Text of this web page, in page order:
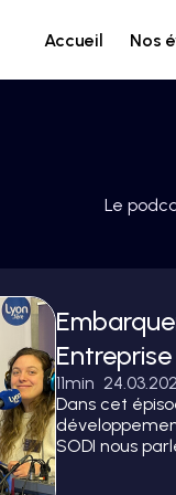
Accueil Nos
Le
11min
Dans cet
SODI nous
recherche